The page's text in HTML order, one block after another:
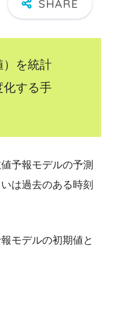
）を統計
化する手
予報モデルの予測
は過去のある時刻
モデルの初期値と